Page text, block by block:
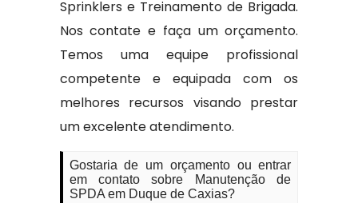
Sprinklers e Treinamento de Brigada.
Nos contate e faça um orçamento.
Temos uma equipe profissional
competente e equipada com os
melhores recursos visando prestar
um excelente atendimento.
Gostaria de um orçamento ou entrar
em contato sobre Manutenção de
SPDA em Duque de Caxias?